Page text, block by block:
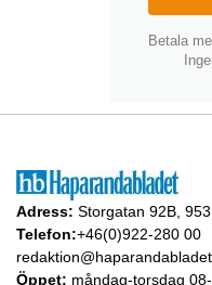
Betala
Adress: Storgatan 92B,
Telefon:+46(0)922-280 00
Öppet: måndag-torsdag